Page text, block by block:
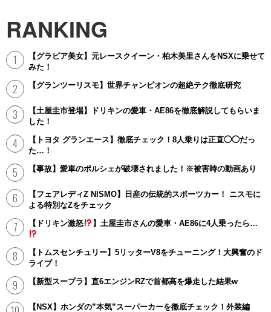
RANKING
【グラビア美女】元レースクイーン・柏木美里さんをNSXに乗せて
みた！
【グランツーリスモ】世界チャンピオンの超絶テク徹底研究
【土屋圭市登場】ドリキンの愛車・AE86を徹底解説してもらいま
した！
【トヨタ グランエース】徹底チェック！8人乗りは正直◯◯だっ
た…！
【事故】愛車のポルシェが破壊されました！※被害時の動画あり
【フェアレディZ NISMO】日産の伝統的スポーツカー！ ニスモに
よる特別なZをチェック
【ドリキン激怒
】土屋圭市さんの愛車・AE86に4人乗ったら…
【トムスセンチュリー】5リッターV8をチューニング！大興奮のド
ライブ！
【新型スープラ】直6エンジンRZで首都高を爆走した結果w
【NSX】ホンダの”本気”スーパーカーを徹底チェック！外装編